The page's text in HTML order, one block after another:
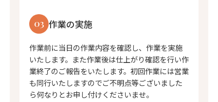
03 作業の実施
作業前に当日の作業内容を確認し、作業を実施
いたします。また作業後は仕上がり確認を行い作
業終了のご報告をいたします。初回作業には営業
も同行いたしますのでご不明点等ございました
ら何なりとお申し付けくださいませ。